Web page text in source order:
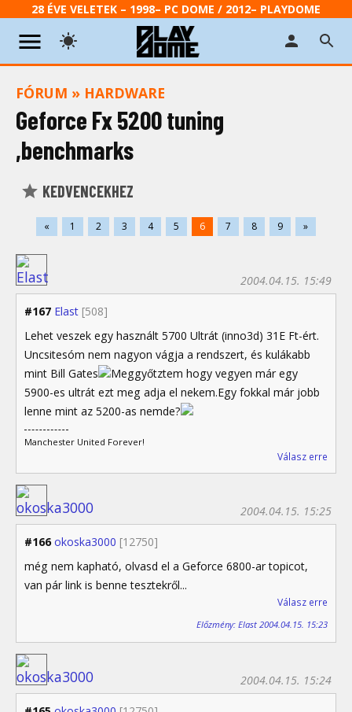
28 ÉVE VELETEK – 1998– PC DOME / 2012– PLAYDOME
FÓRUM » HARDWARE
Geforce Fx 5200 tuning
,benchmarks
KEDVENCEKHEZ
« 1 2 3 4 5 6 7 8 9 »
#167 Elast [508]
2004.04.15. 15:49
Lehet veszek egy használt 5700 Ultrát (inno3d) 31E Ft-ért.
Uncsitesóm nem nagyon vágja a rendszert, és kulákabb
mint Bill Gates
Meggyőtztem hogy vegyen már egy
5900-es ultrát ezt meg adja el nekem.Egy fokkal már jobb
lenne mint az 5200-as nemde?
Manchester United Forever!
Válasz erre
#166 okoska3000 [12750]
2004.04.15. 15:25
még nem kapható, olvasd el a Geforce 6800-ar topicot,
van pár link is benne tesztekről...
Válasz erre
Előzmény: Elast 2004.04.15. 15:23
2004.04.15. 15:24